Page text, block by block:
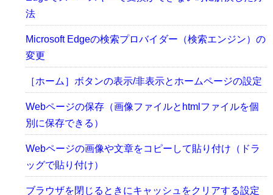
法
Microsoft Edgeの検索プロバイダー（検索エンジン）の
変更
［ホーム］ボタンの表示/非表示とホームページの設定
Webページの保存（画像ファイルとhtmlファイルを個
別に保存できる）
Webページの画像や文章をコピーして貼り付け（ドラ
ッグで貼り付け）
ブラウザを閉じるときにキャッシュをクリアする設定